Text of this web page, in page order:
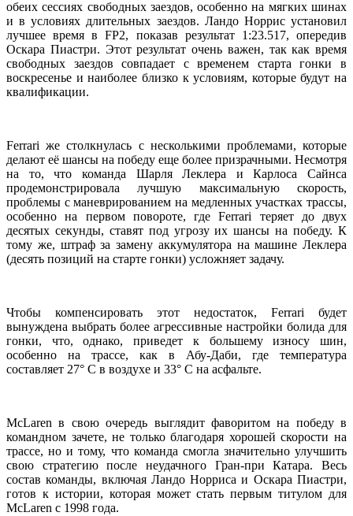
обеих сессиях свободных заездов, особенно на мягких шинах
и в условиях длительных заездов. Ландо Норрис установил
лучшее время в FP2, показав результат 1:23.517, опередив
Оскара Пиастри. Этот результат очень важен, так как время
свободных заездов совпадает с временем старта гонки в
воскресенье и наиболее близко к условиям, которые будут на
квалификации.
Ferrari же столкнулась с несколькими проблемами, которые
делают её шансы на победу еще более призрачными. Несмотря
на то, что команда Шарля Леклера и Карлоса Сайнса
продемонстрировала лучшую максимальную скорость,
проблемы с маневрированием на медленных участках трассы,
особенно на первом повороте, где Ferrari теряет до двух
десятых секунды, ставят под угрозу их шансы на победу. К
тому же, штраф за замену аккумулятора на машине Леклера
(десять позиций на старте гонки) усложняет задачу.
Чтобы компенсировать этот недостаток, Ferrari будет
вынуждена выбрать более агрессивные настройки болида для
гонки, что, однако, приведет к большему износу шин,
особенно на трассе, как в Абу-Даби, где температура
составляет 27° C в воздухе и 33° C на асфальте.
McLaren в свою очередь выглядит фаворитом на победу в
командном зачете, не только благодаря хорошей скорости на
трассе, но и тому, что команда смогла значительно улучшить
свою стратегию после неудачного Гран-при Катара. Весь
состав команды, включая Ландо Норриса и Оскара Пиастри,
готов к истории, которая может стать первым титулом для
McLaren с 1998 года.